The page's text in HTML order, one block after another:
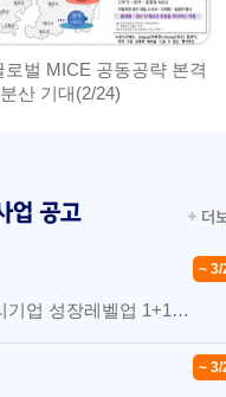
벌 MICE 공동공략 본격
산 기대(2/24)
~ 3/
기업 성장레벨업 1+1…
~ 3/